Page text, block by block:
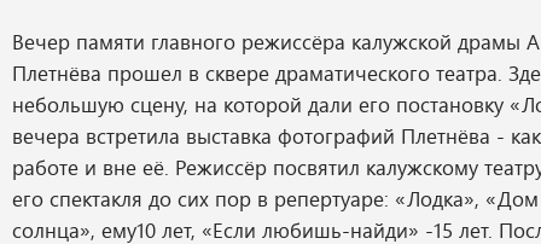
Вечер памяти главного режиссёра калужской драмы
Плетнёва прошел в сквере драматического театра.
небольшую сцену, на которой дали его постановку
вечера встретила выставка фотографий Плетнёва -
работе и вне её. Режиссёр посвятил калужскому
его спектакля до сих пор в репертуаре: «Лодка»,
солнца», ему10 лет, «Если любишь-найди» -15 лет.